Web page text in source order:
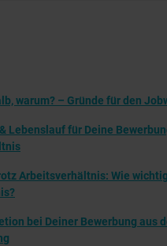
warum? – Gründe für den
Lebenslauf für Deine
Arbeitsverhältnis: Wie
bei Deiner Bewerbung aus